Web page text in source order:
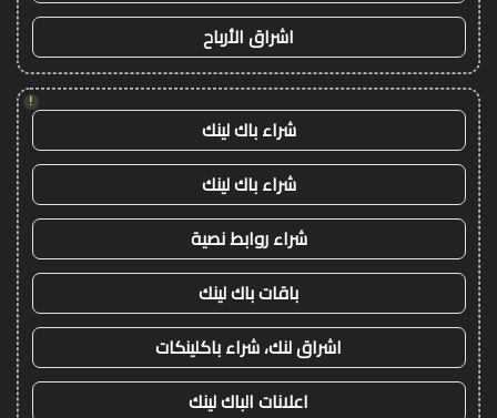
اشراق الأرباح
!
شراء باك لينك
شراء باك لينك
شراء روابط نصية
باقات باك لينك
اشراق لنك، شراء باكلينكات
اعلانات الباك لينك